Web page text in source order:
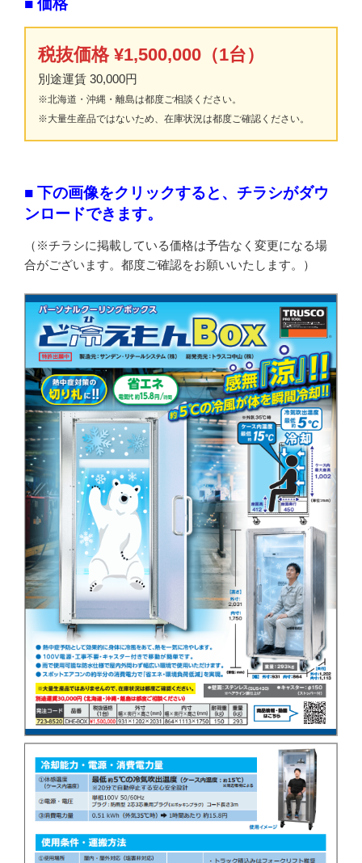
■ 価格
税抜価格 ¥1,500,000（1台）
別途運賃 30,000円
※北海道・沖縄・離島は都度ご相談ください。
※大量生産品ではないため、在庫状況は都度ご確認ください。
■ 下の画像をクリックすると、チラシがダウ
ンロードできます。
（※チラシに掲載している価格は予告なく変更になる場
合がございます。都度ご確認をお願いいたします。）